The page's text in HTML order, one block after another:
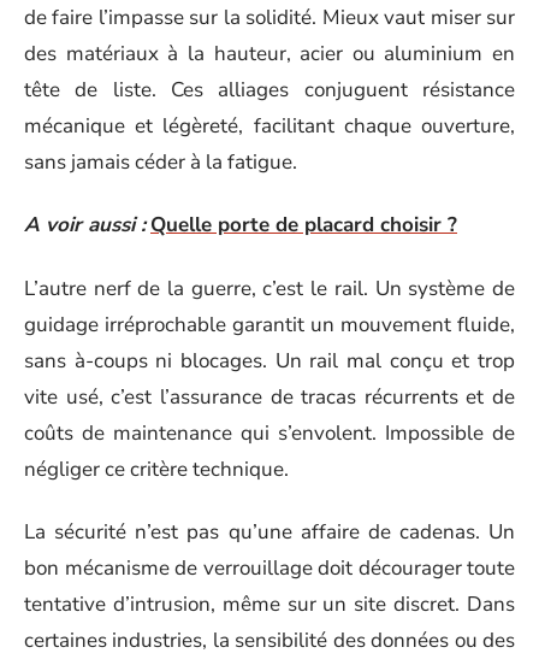
de faire l’impasse sur la solidité. Mieux vaut miser sur
des matériaux à la hauteur, acier ou aluminium en
tête de liste. Ces alliages conjuguent résistance
mécanique et légèreté, facilitant chaque ouverture,
sans jamais céder à la fatigue.
A voir aussi : Quelle porte de placard choisir ?
L’autre nerf de la guerre, c’est le rail. Un système de
guidage irréprochable garantit un mouvement fluide,
sans à-coups ni blocages. Un rail mal conçu et trop
vite usé, c’est l’assurance de tracas récurrents et de
coûts de maintenance qui s’envolent. Impossible de
négliger ce critère technique.
La sécurité n’est pas qu’une affaire de cadenas. Un
bon mécanisme de verrouillage doit décourager toute
tentative d’intrusion, même sur un site discret. Dans
certaines industries, la sensibilité des données ou des